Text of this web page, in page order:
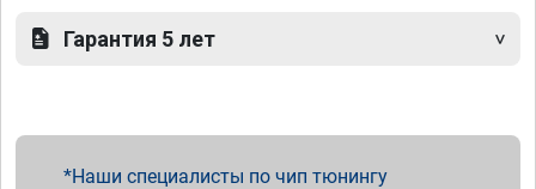
Гарантия 5 лет
Наши специалисты по чип тюнингу